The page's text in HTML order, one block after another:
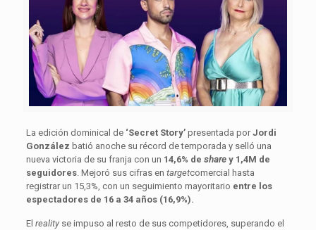
La edición dominical de ‘Secret Story’ presentada porJordi
González batió anoche su récord de temporada y selló una
nueva victoria de su franja con un 14,6% de share y 1,4M de
seguidores. Mejoró sus cifras en targetcomercial hasta
registrar un 15,3%, con un seguimiento mayoritario entre los
espectadores de 16 a 34 años (16,9%).
El realityse impuso al resto de sus competidores, superando el